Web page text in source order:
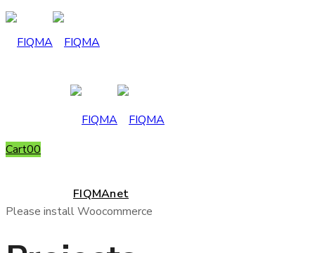
Cart00
Please install Woocommerce
FIQMAnet